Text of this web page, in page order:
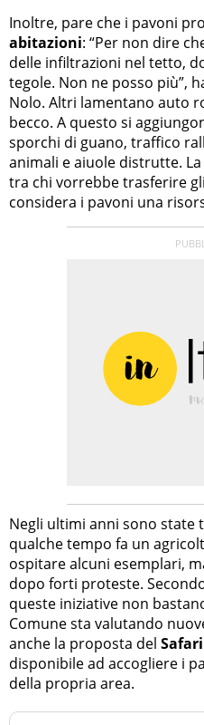
Inoltre, pare che i pavoni
abitazioni: “Per non dire
delle infiltrazioni nel tetto,
tegole. Non ne posso più”,
Nolo. Altri lamentano auto
becco. A questo si
sporchi di guano, traffico
animali e aiuole distrutte.
tra chi vorrebbe trasferire
considera i pavoni una
Negli ultimi anni sono state
qualche tempo fa un
ospitare alcuni esemplari,
dopo forti proteste.
queste iniziative non
Comune sta valutando
anche la proposta del
disponibile ad accogliere i
della propria area.